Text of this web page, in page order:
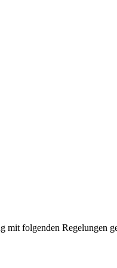
folgenden Regelungen